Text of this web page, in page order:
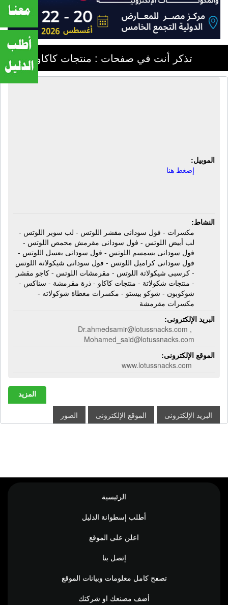
تذكر أنت في صفحات : منتجات كاكاو
الموبيل:
إضغط هنا
النشاط:
مكسرات - فول سودانى مقشر اللوتس - لب سوبر اللوتس -
لب أبيض اللوتس - فول سودانى مقرمش محمص اللوتس -
فول سودانى بسمسم اللوتس - فول سودانى بعسل اللوتس -
فول سودانى كراميل اللوتس - فول سودانى شيكولاتة اللوتس
- كرسبى شيكولاتة اللوتس - مقرمشات اللوتس - كاجو مقشر
- منتجات شكولاتة - منتجات كاكاو - ذرة مقرمشة - سناكس -
شوكوبون - شوكو بيستو - مكسرات مغطاة شوكولاته -
مكسرات مقرمشة
البريد الإلكترونى:
Dr.ahmedsamir@lotussnacks.com ,
Mohamed_said@lotussnacks.com
الموقع الإلكترونى:
www.lotussnacks.com
المزيد
البريد الإلكترونى الموقع الإلكترونى الصور
الرئيسية
أطلب إسطوانة الدليل
اعلن على الموقع
إتصل بنا
تصفح كامل معلومات وبيانات الموقع
أضف مصنعك او شركتك